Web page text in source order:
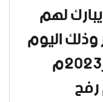
لهم
اليوم
الجمعة الموافق ٢٨_٩_٢٠٢٣م
رفح